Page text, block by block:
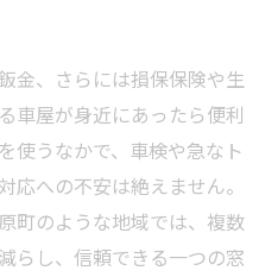
金、さらには損保保険や生
車屋が身近にあったら便利
使うなかで、車検や急なト
応への不安は絶えません。
町のような地域では、複数
らし、信頼できる一つの窓